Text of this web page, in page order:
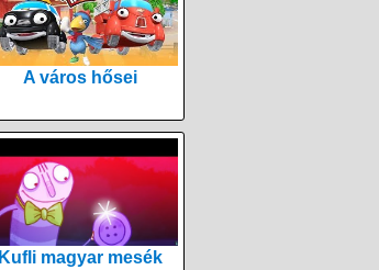
A város hősei
Kufli magyar mesék